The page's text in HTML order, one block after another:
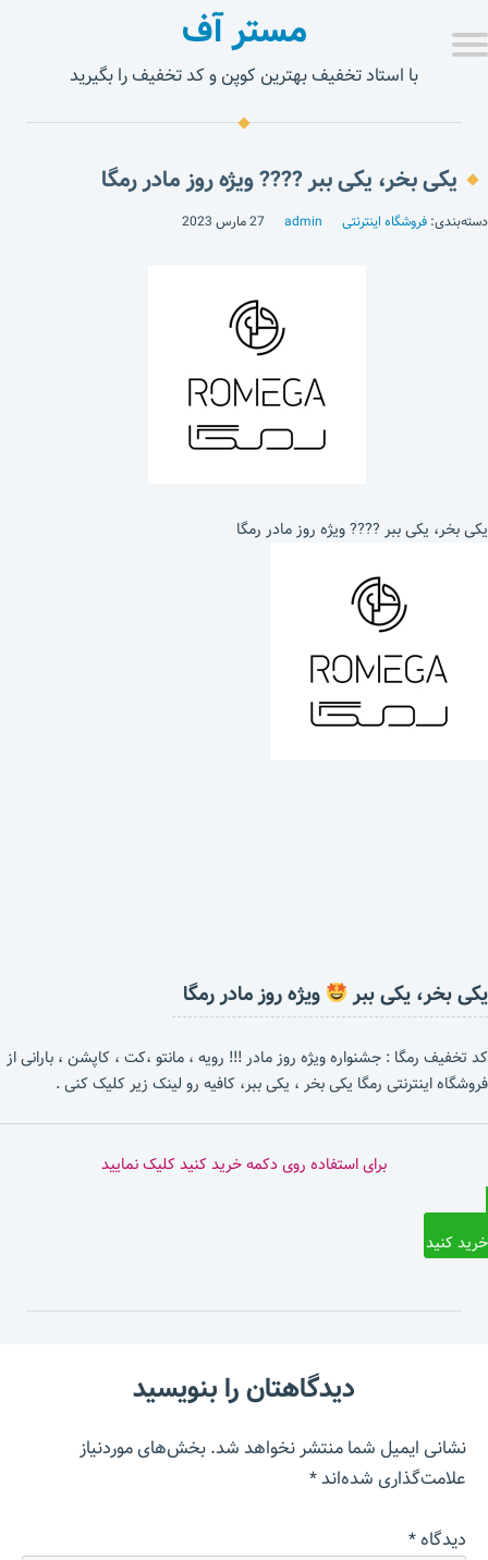
مستر آف
با استاد تخفیف بهترین کوپن و کد تخفیف را بگیرید
یکی بخر، یکی ببر ???? ویژه روز مادر رمگا
دسته‌بندی: فروشگاه اینترنتی admin 27 مارس 2023
یکی بخر، یکی ببر ???? ویژه روز مادر رمگا
یکی بخر، یکی ببر ویژه روز مادر رمگا
کد تخفیف رمگا : جشنواره ویژه روز مادر !!! رویه ، مانتو ،کت ، کاپشن ، بارانی از
فروشگاه اینترنتی رمگا یکی بخر ، یکی ببر، کافیه رو لینک زیر کلیک کنی .
برای استفاده روی دکمه خرید کنید کلیک نمایید
خرید کنید
دیدگاهتان را بنویسید
نشانی ایمیل شما منتشر نخواهد شد.بخش‌های موردنیاز
علامت‌گذاری شده‌اند*
دیدگاه*